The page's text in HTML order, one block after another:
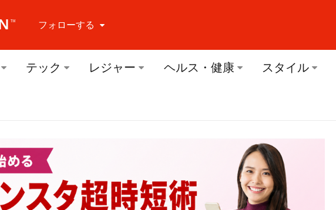
フォローする
フォローする Facebook
テック レジャー ヘルス・健康 スタイル